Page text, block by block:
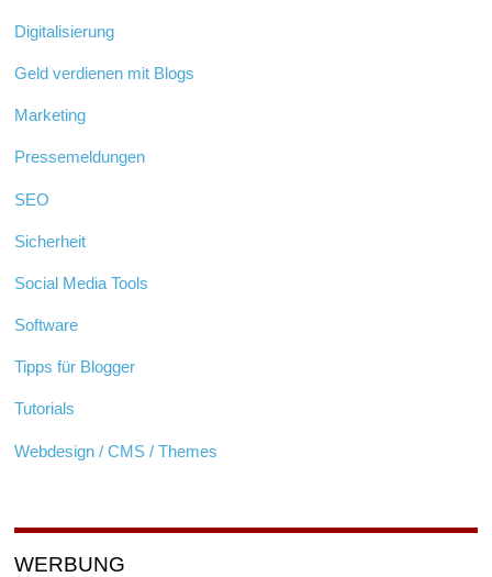
Digitalisierung
Geld verdienen mit Blogs
Marketing
Pressemeldungen
SEO
Sicherheit
Social Media Tools
Software
Tipps für Blogger
Tutorials
Webdesign / CMS / Themes
WERBUNG